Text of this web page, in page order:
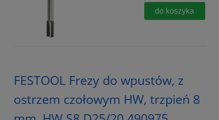
do koszyka
FESTOOL Frezy do wpustów, z
ostrzem czołowym HW, trzpień 8